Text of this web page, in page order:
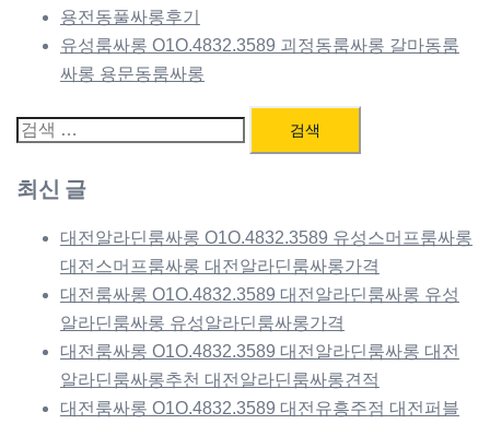
용전동풀싸롱후기
유성룸싸롱 O1O.4832.3589 괴정동룸싸롱 갈마동룸
싸롱 용문동룸싸롱
검
최신 글
대전알라딘룸싸롱 O1O.4832.3589 유성스머프룸싸롱
대전스머프룸싸롱 대전알라딘룸싸롱가격
대전룸싸롱 O1O.4832.3589 대전알라딘룸싸롱 유성
알라딘룸싸롱 유성알라딘룸싸롱가격
대전룸싸롱 O1O.4832.3589 대전알라딘룸싸롱 대전
알라딘룸싸롱추천 대전알라딘룸싸롱견적
대전룸싸롱 O1O.4832.3589 대전유흥주점 대전퍼블